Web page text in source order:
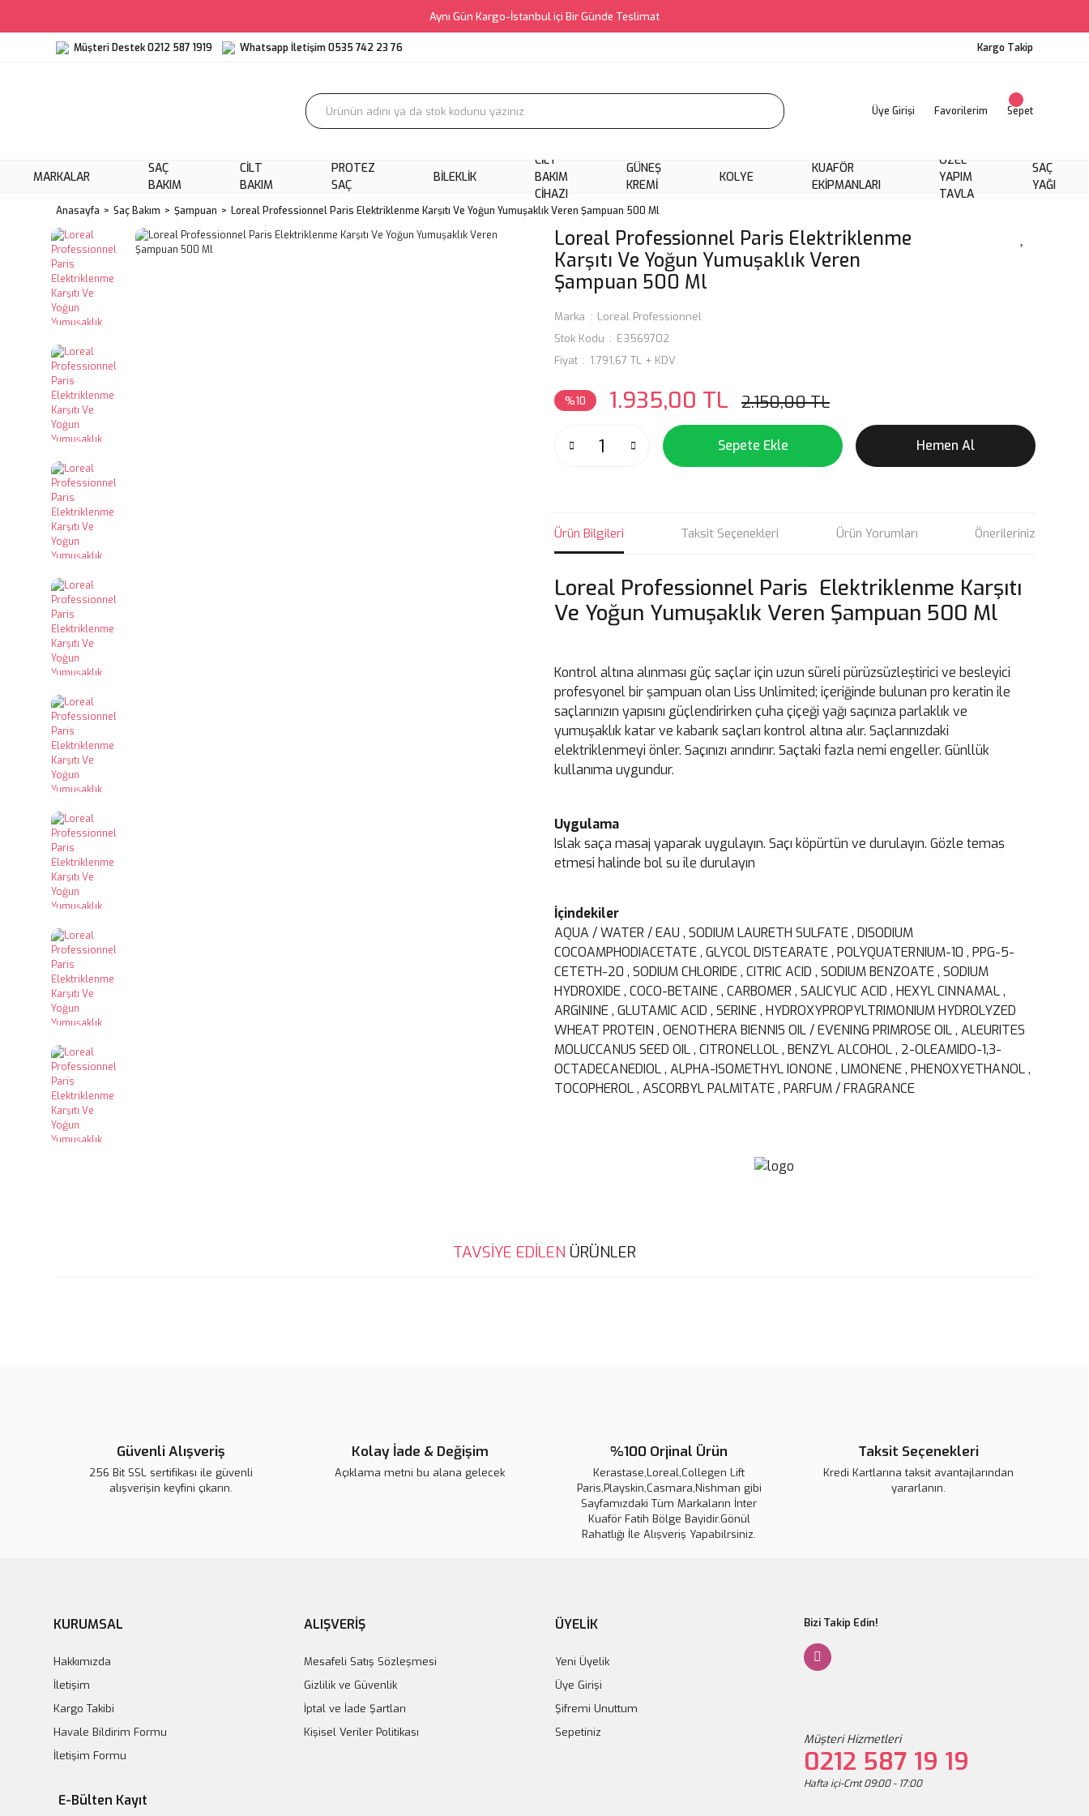
Aynı Gün Kargo-İstanbul içi Bir Günde Teslimat
Müşteri Destek 0212 587 1919 Whatsapp İletişim 0535 742 23 76 Kargo Takip
Üye Girişi Favorilerim Sepet
MARKALAR
SAÇ
BAKIM
CILT
BAKIM
PROTEZ
SAÇ
BILEKLIK
CILT
BAKIM
CIHAZI
GÜNEŞ
KREMI
KOLYE
KUAFÖR
EKIPMANLARI
ÖZEL
YAPIM
TAVLA
SAÇ
YAĞI
Anasayfa Saç Bakım Şampuan Loreal Professionnel Paris Elektriklenme Karşıtı Ve Yoğun Yumuşaklık Veren Şampuan 500 Ml
Loreal Professionnel Paris Elektriklenme
Karşıtı Ve Yoğun Yumuşaklık Veren
Şampuan 500 Ml
Marka
Loreal Professionnel
Stok Kodu
E3569702
Fiyat
1.791,67 TL + KDV
%10 1.935,00 TL 2.150,00 TL
Sepete Ekle Hemen Al
Ürün Bilgileri Taksit Seçenekleri Ürün Yorumları Önerileriniz
Loreal Professionnel Paris Elektriklenme Karşıtı
Ve Yoğun Yumuşaklık Veren Şampuan 500 Ml
Kontrol altına alınması güç saçlar için uzun süreli pürüzsüzleştirici ve besleyici
profesyonel bir şampuan olan Liss Unlimited; içeriğinde bulunan pro keratin ile
saçlarınızın yapısını güçlendirirken çuha çiçeği yağı saçınıza parlaklık ve
yumuşaklık katar ve kabarık saçları kontrol altına alır. Saçlarınızdaki
elektriklenmeyi önler. Saçınızı arındırır. Saçtaki fazla nemi engeller. Günllük
kullanıma uygundur.
Uygulama
Islak saça masaj yaparak uygulayın. Saçı köpürtün ve durulayın. Gözle temas
etmesi halinde bol su ile durulayın
İçindekiler
AQUA / WATER / EAU , SODIUM LAURETH SULFATE , DISODIUM
COCOAMPHODIACETATE , GLYCOL DISTEARATE , POLYQUATERNIUM-10 , PPG-5-
CETETH-20 , SODIUM CHLORIDE , CITRIC ACID , SODIUM BENZOATE , SODIUM
HYDROXIDE , COCO-BETAINE , CARBOMER , SALICYLIC ACID , HEXYL CINNAMAL ,
ARGININE , GLUTAMIC ACID , SERINE , HYDROXYPROPYLTRIMONIUM HYDROLYZED
WHEAT PROTEIN , OENOTHERA BIENNIS OIL / EVENING PRIMROSE OIL , ALEURITES
MOLUCCANUS SEED OIL , CITRONELLOL , BENZYL ALCOHOL , 2-OLEAMIDO-1,3-
OCTADECANEDIOL , ALPHA-ISOMETHYL IONONE , LIMONENE , PHENOXYETHANOL ,
TOCOPHEROL , ASCORBYL PALMITATE , PARFUM / FRAGRANCE
Bu ürünün fiyat bilgisi, resim, ürün açıklamalarında ve diğer konularda yetersiz gördüğünüz
noktaları öneri formunu kullanarak tarafımıza iletebilirsiniz.
TAVSİYE EDİLEN ÜRÜNLER
Collagen Lift Paris Gold
Revcell Premium Intensive Vita Collagen Activfilm 8 Saat Etkili
Güvenli Alışveriş
256 Bit SSL sertifikası ile güvenli
alışverişin keyfini çıkarın.
Kolay İade & Değişim
Açıklama metni bu alana gelecek
%100 Orjinal Ürün
Kerastase,Loreal,Collegen Lift
Paris,Playskin,Casmara,Nishman gibi
Sayfamızdaki Tüm Markaların İnter
Kuaför Fatih Bölge Bayidir.Gönül
Rahatlığı İle Alışveriş Yapabilrsiniz.
Taksit Seçenekleri
Kredi Kartlarına taksit avantajlarından
yararlanın.
KURUMSAL
Hakkımızda
İletişim
Kargo Takibi
Havale Bildirim Formu
İletişim Formu
ALIŞVERİŞ
Mesafeli Satış Sözleşmesi
Gizlilik ve Güvenlik
İptal ve İade Şartları
Kişisel Veriler Politikası
ÜYELİK
Yeni Üyelik
Üye Girişi
Şifremi Unuttum
Sepetiniz
Bizi Takip Edin!
Müşteri Hizmetleri
0212 587 19 19
Hafta içi-Cmt 09:00 - 17:00
E-Bülten Kayıt